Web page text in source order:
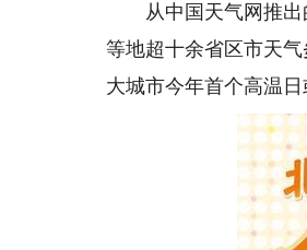
从中国天气网推出
等地超十余省区市天
大城市今年首个高温日